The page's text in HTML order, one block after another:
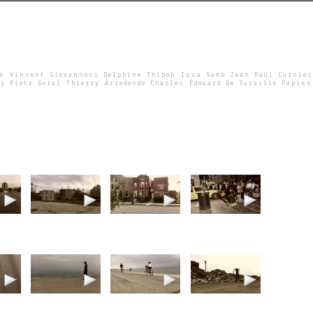
Vincent Giovannoni Delphine Thibon Issa Samb Jean Paul Curnier
Piotr Goral Thierry Arredondo Charles Édouard De Surville Papiss